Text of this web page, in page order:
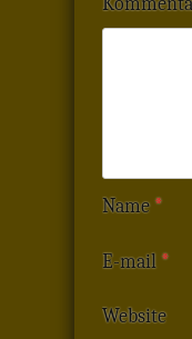
Name *
E-mail *
Website